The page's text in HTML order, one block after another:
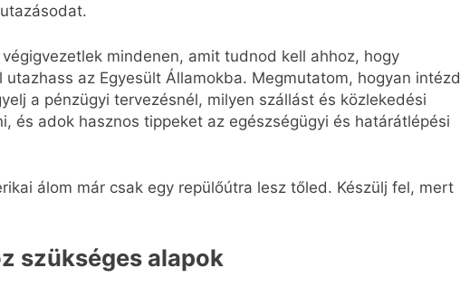
mindenen, amit tudnod kell ahhoz, hogy
az Egyesült Államokba. Megmutatom, hogyan intézd
a pénzügyi tervezésnél, milyen szállást és közlekedési
és adok hasznos tippeket az egészségügyi és határátlépési
álom már csak egy repülőútra lesz tőled. Készülj fel, mert
szükséges alapok